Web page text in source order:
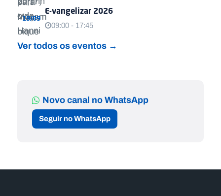
19/09
E-vangelizar 2026
09:00 - 17:45
Ver todos os eventos →
Novo canal no WhatsApp
Seguir no WhatsApp